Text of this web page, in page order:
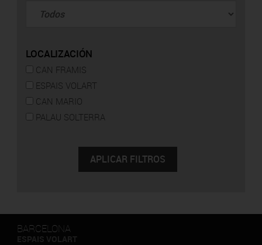
LOCALIZACIÓN
CAN FRAMIS
ESPAIS VOLART
CAN MARIO
PALAU SOLTERRA
BARCELONA